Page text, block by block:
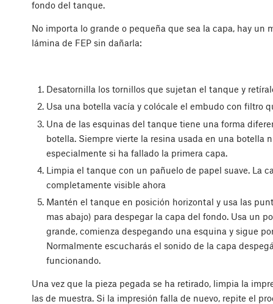
fondo del tanque.
No importa lo grande o pequeña que sea la capa, hay un
lámina de FEP sin dañarla:
Desatornilla los tornillos que sujetan el tanque y
Usa una botella vacía y colócale el embudo con filtro
Una de las esquinas del tanque tiene una forma
botella. Siempre vierte la resina usada en una botella
especialmente si ha fallado la primera capa.
Limpia el tanque con un pañuelo de papel suave. La
completamente visible ahora
Mantén el tanque en posición horizontal y usa las
mas abajo) para despegar la capa del fondo. Usa un
grande, comienza despegando una esquina y sigue
Normalmente escucharás el sonido de la capa
funcionando.
Una vez que la pieza pegada se ha retirado, limpia la
las de muestra. Si la impresión falla de nuevo, repite el